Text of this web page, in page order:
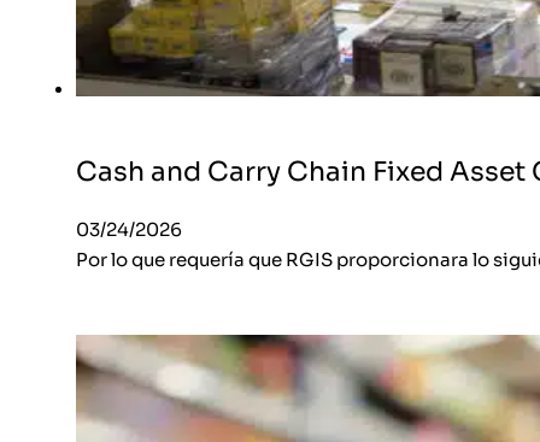
Cash and Carry Chain Fixed Asset
03/24/2026
Por lo que requería que RGIS proporcionara lo